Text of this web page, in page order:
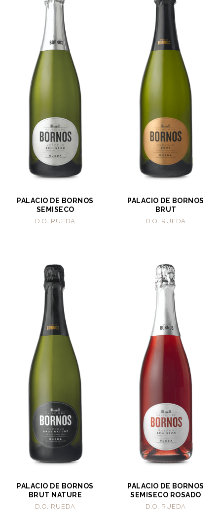
PALACIO DE BORNOS
SEMISECO
D.O. RUEDA
PALACIO DE BORNOS
BRUT
D.O. RUEDA
PALACIO DE BORNOS
BRUT NATURE
D.O. RUEDA
PALACIO DE BORNOS
SEMISECO ROSADO
D.O. RUEDA